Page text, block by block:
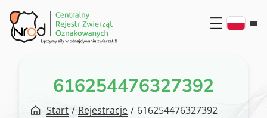
Przejdź
do
treści
616254476327392
Start / Rejestracje / 616254476327392